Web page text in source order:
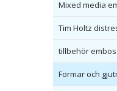
Mixed media
Tim Holtz
tillbehör
Formar och